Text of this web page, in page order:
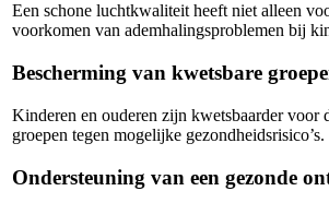
Een schone luchtkwaliteit heeft niet alleen
voorkomen van ademhalingsproblemen bij
Bescherming van kwetsbare
Kinderen en ouderen zijn kwetsbaarder voor
groepen tegen mogelijke gezondheidsrisico’s.
Ondersteuning van een gezonde